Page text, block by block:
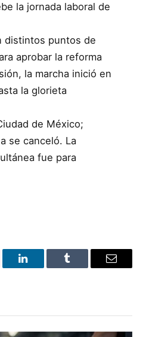
la jornada laboral de
distintos puntos de
aprobar la reforma
la marcha inició en
la glorieta
de México;
se canceló. La
fue para
LinkedIn Tumblr Email